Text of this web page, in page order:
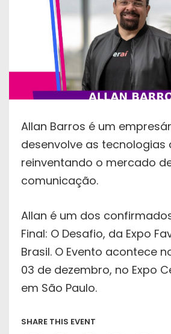
Allan Barros é um
desenvolve as tecnologias
reinventando o mercado
comunicação.
Allan é um dos
Final: O Desafio, da Expo
Brasil. O Evento acontece
03 de dezembro, no Expo
em São Paulo.
SHARE THIS EVENT